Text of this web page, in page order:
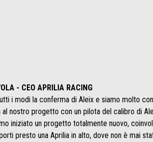
- CEO APRILIA RACING
i modi la conferma di Aleix e siamo molto
nostro progetto con un pilota del calibro di
iniziato un progetto totalmente nuovo,
presto una Aprilia in alto, dove non è mai